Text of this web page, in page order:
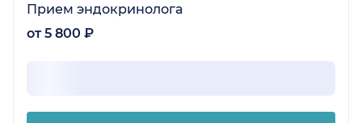
Прием эндокринолога
от 5 800 ₽